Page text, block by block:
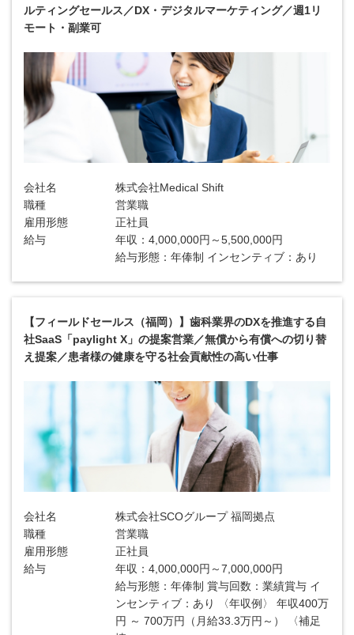
ルティングセールス／DX・デジタルマーケティング／週1リ
モート・副業可
会社名
株式会社Medical Shift
職種
営業職
雇用形態
正社員
給与
年収：4,000,000円～5,500,000円
給与形態：年俸制 インセンティブ：あり
【フィールドセールス（福岡）】歯科業界のDXを推進する自
社SaaS「paylight X」の提案営業／無償から有償への切り替
え提案／患者様の健康を守る社会貢献性の高い仕事
会社名
株式会社SCOグループ 福岡拠点
職種
営業職
雇用形態
正社員
給与
年収：4,000,000円～7,000,000円
給与形態：年俸制 賞与回数：業績賞与 イ
ンセンティブ：あり 〈年収例〉 年収400万
円 ～ 700万円（月給33.3万円～） 〈補足